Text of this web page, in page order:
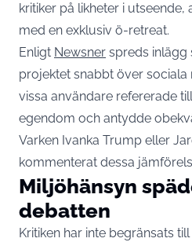
kritiker på likheter i
med en exklusiv ö-retreat.
Enligt Newsner spreds inlägg
projektet snabbt över
vissa användare refererade
egendom och antydde
Varken Ivanka Trump eller
kommenterat dessa
Miljöhänsyn
debatten
Kritiken har inte begränsats